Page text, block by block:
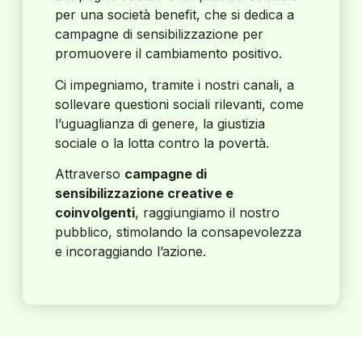
per una società benefit, che si dedica a
campagne di sensibilizzazione per
promuovere il cambiamento positivo.
Ci impegniamo, tramite i nostri canali, a
sollevare questioni sociali rilevanti, come
l’uguaglianza di genere, la giustizia
sociale o la lotta contro la povertà.
Attraverso campagne di
sensibilizzazione creative e
coinvolgenti, raggiungiamo il nostro
pubblico, stimolando la consapevolezza
e incoraggiando l’azione.